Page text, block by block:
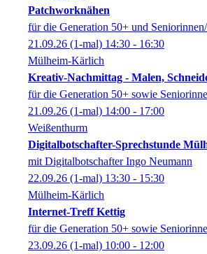
Patchworknähen
für die Generation 50+ und
21.09.26 (1-mal) 14:30 - 16:30
Mülheim-Kärlich
Kreativ-Nachmittag - Malen,
für die Generation 50+ sowie
21.09.26 (1-mal) 14:00 - 17:00
Weißenthurm
Digitalbotschafter-Sprechstunde
mit Digitalbotschafter Ingo Neumann
22.09.26 (1-mal) 13:30 - 15:30
Mülheim-Kärlich
Internet-Treff Kettig
für die Generation 50+ sowie
23.09.26 (1-mal) 10:00 - 12:00